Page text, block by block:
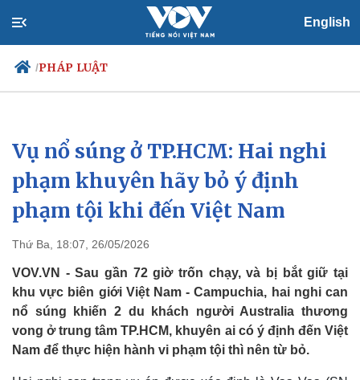
English
/PHÁP LUẬT
Chính trị
Đảng
Tổ chức nhân sự
Quốc hội
Nhận diện sự thật
Xã hội
Tin 24h
Dự báo thời tiết
Giáo dục
Dấu ấn VOV
Vụ nổ súng ở TP.HCM: Hai nghi
phạm khuyên hãy bỏ ý định
phạm tội khi đến Việt Nam
Thứ Ba, 18:07, 26/05/2026
VOV.VN - Sau gần 72 giờ trốn chạy, và bị bắt giữ tại
khu vực biên giới Việt Nam - Campuchia, hai nghi can
nổ súng khiến 2 du khách người Australia thương
vong ở trung tâm TP.HCM, khuyên ai có ý định đến Việt
Nam để thực hiện hành vi phạm tội thì nên từ bỏ.